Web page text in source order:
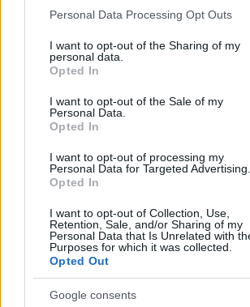
Please note that this website/app uses one
not limited to your visit or usage behaviour.
grant or deny consent to Google and its
use your data for below specified purposes
consent section.
Personal Data Processing Opt Outs
I want to opt-out of the Sharing of my
personal data.
Opted In
I want to opt-out of the Sale of my
Personal Data.
Opted In
I want to opt-out of processing my
Personal Data for Targeted Advertising.
Opted In
I want to opt-out of Collection, Use,
Retention, Sale, and/or Sharing of my
Personal Data that Is Unrelated with
Purposes for which it was collected.
Opted Out
Google consents
Aki nem tapsolt, lázasan fotózott.